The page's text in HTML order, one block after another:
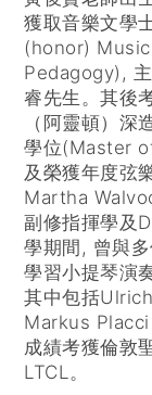
獲取音樂文學
(honor)
Pedagogy),
睿先生。其後
（阿靈頓）
學位(Master
及榮獲年度弦
Martha
副修指揮學及
學期間, 曾與
學習小提琴演
其中包括
Markus
成績考獲倫敦
LTCL。